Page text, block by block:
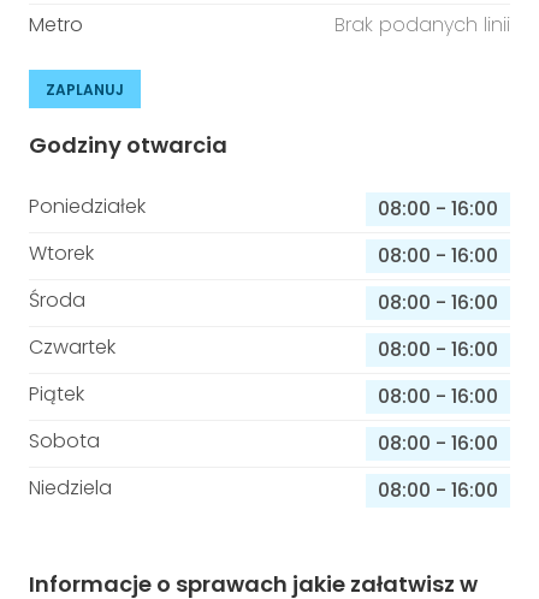
Metro
Brak podanych linii
ZAPLANUJ
Godziny otwarcia
Poniedziałek 08:00 - 16:00
Wtorek
08:00 - 16:00
Środa
08:00 - 16:00
Czwartek
08:00 - 16:00
Piątek
08:00 - 16:00
Sobota
08:00 - 16:00
Niedziela
08:00 - 16:00
Informacje o sprawach jakie załatwisz w